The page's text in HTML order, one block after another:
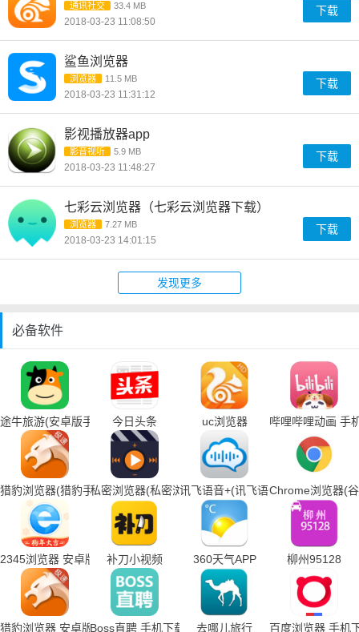
通讯社交 33.4 MB
2018-03-23 11:08:50
下载
鲨鱼浏览器
浏览器 11.5 MB
2018-03-23 11:31:12
下载
影视播放器app
影音视听 5.9 MB
2018-03-23 11:48:27
下载
七彩云浏览器（七彩云浏览器下载）
浏览器 7.27 MB
2018-03-23 14:01:15
下载
发现更多
必备软件
途牛旅游(安卓版手机下载)今日头条 uc浏览器 哔哩哔哩动画 手
猎豹浏览器(猎豹手机浏览器下载)私密浏览器(私密浏览器手机下载)讯飞语音+(讯飞语音输入法手机下
Chrome浏览器(
2345浏览器 安卓版 补刀小视频 360天气APP 柳州95128
猎豹浏览器 安卓版Boss直聘 手机下载 去哪儿旅行 百度浏览器 手机